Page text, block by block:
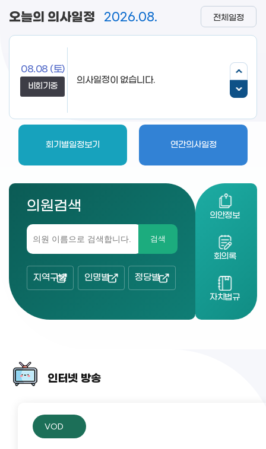
오늘의 의사일정 2026.08.
08.08 (토)
비회기중
의사일정이 없습니다.
회기별일정보기 연간의사일정
전체일정
의원검색
검색
지역구별 인명별 정당별
의안정보
회의록
자치법규
인터넷 방송
VOD